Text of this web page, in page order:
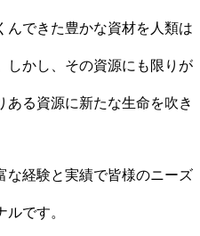
んできた豊かな資材を人類は
しかし、その資源にも限りが
る資源に新たな生命を吹き
な経験と実績で皆様のニーズ
です。